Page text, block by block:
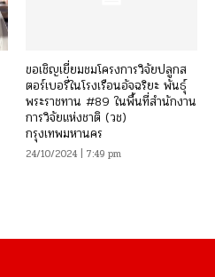
ขอเชิญเยี่ยมชมโครงการวิจัยปลูกส
ตอร์เบอรี่ในโรงเรือนอัจฉริยะ พันธุ์
พระราชทาน #89 ในพื้นที่สำนักงาน
การวิจัยแห่งชาติ (วช)
กรุงเทพมหานคร
24/10/2024 | 7:49 pm